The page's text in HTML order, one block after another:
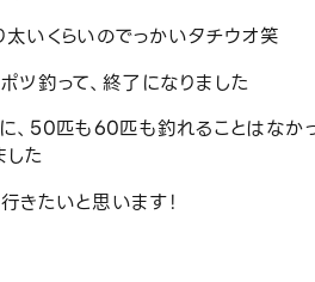
いくらいのでっかいタチウオ笑
ツ釣って、終了になりました
、50匹も60匹も釣れることはなか
した
きたいと思います！